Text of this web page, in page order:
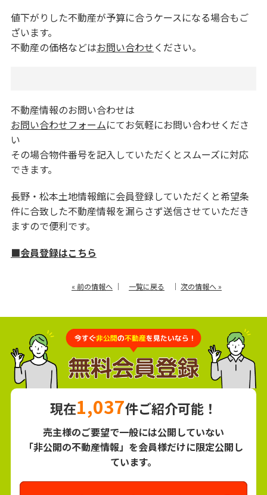
値下がりした不動産が予算に合うケースになる場合もご
ざいます。
不動産の価格などはお問い合わせください。
不動産情報のお問い合わせは
お問い合わせフォームにてお気軽にお問い合わせくださ
い
その場合物件番号を記入していただくとスムーズに対応
できます。
長野・松本土地情報館に会員登録していただくと希望条
件に合致した不動産情報を漏らさず送信させていただき
ますので便利です。
■会員登録はこちら
« 前の情報へ ｜ 一覧に戻る ｜ 次の情報へ »
現在1,037件ご紹介可能！
売主様のご要望で一般には公開していない
「非公開の不動産情報」を会員様だけに限定公開し
ています。